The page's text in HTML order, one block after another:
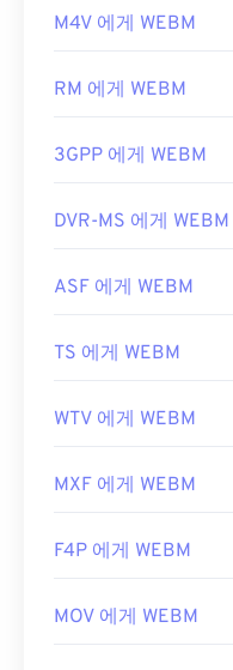
개발자: DVD 포럼
유용한 링크:
https://
Microsoft 브라우저
니다.
개발자:
Google ;
유용한 링크:
https://
M4V 에게 WEBM
RM 에게 WEBM
3GPP 에게 WEBM
DVR-MS 에게 WEBM
ASF 에게 WEBM
TS 에게 WEBM
WTV 에게 WEBM
MXF 에게 WEBM
F4P 에게 WEBM
MOV 에게 WEBM